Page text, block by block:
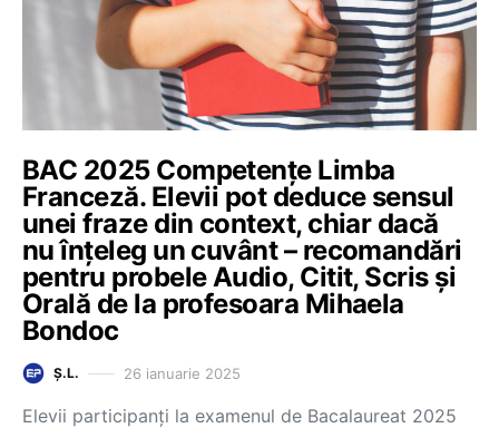
BAC 2025 Competențe Limba
Franceză. Elevii pot deduce sensul
unei fraze din context, chiar dacă
nu înțeleg un cuvânt – recomandări
pentru probele Audio, Citit, Scris și
Orală de la profesoara Mihaela
Bondoc
Ș.L. 26 ianuarie 2025
Elevii participanți la examenul de Bacalaureat 2025